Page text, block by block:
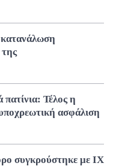
Τέλος η
ασφάλιση
συγκρούστηκε με ΙΧ